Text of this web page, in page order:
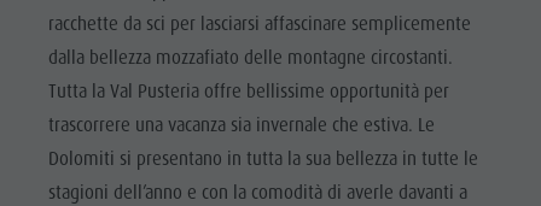
racchette da sci per lasciarsi affascinare semplicemente
dalla bellezza mozzafiato delle montagne circostanti.
Tutta la Val Pusteria offre bellissime opportunità per
trascorrere una vacanza sia invernale che estiva. Le
Dolomiti si presentano in tutta la sua bellezza in tutte le
stagioni dell’anno e con la comodità di averle davanti a